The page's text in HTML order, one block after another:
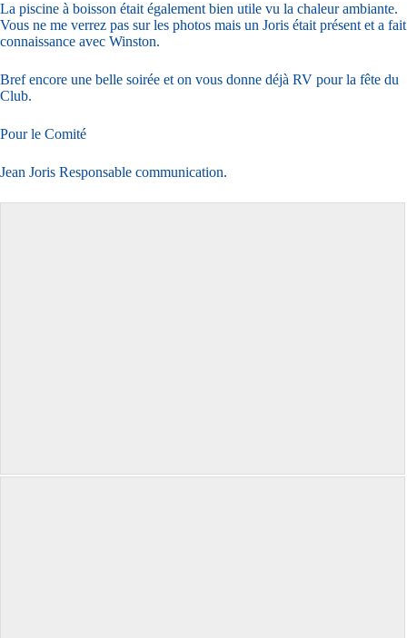
La piscine à boisson était également bien utile vu la chaleur ambiante.
Vous ne me verrez pas sur les photos mais un Joris était présent et a fait
connaissance avec Winston.
Bref encore une belle soirée et on vous donne déjà RV pour la fête du
Club.
Pour le Comité
Jean Joris Responsable communication.